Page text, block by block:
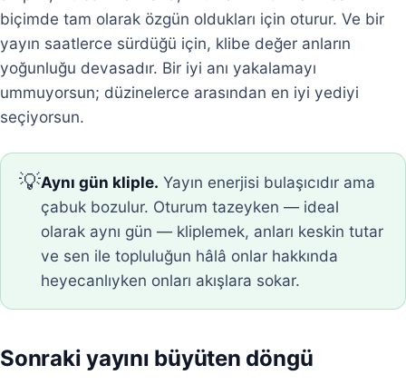
biçimde tam olarak özgün oldukları için oturur. Ve bir
yayın saatlerce sürdüğü için, klibe değer anların
yoğunluğu devasadır. Bir iyi anı yakalamayı
ummuyorsun; düzinelerce arasından en iyi yediyi
seçiyorsun.
💡Aynı gün kliple. Yayın enerjisi bulaşıcıdır ama
çabuk bozulur. Oturum tazeyken — ideal
olarak aynı gün — kliplemek, anları keskin tutar
ve sen ile topluluğun hâlâ onlar hakkında
heyecanlıyken onları akışlara sokar.
Sonraki yayını büyüten döngü